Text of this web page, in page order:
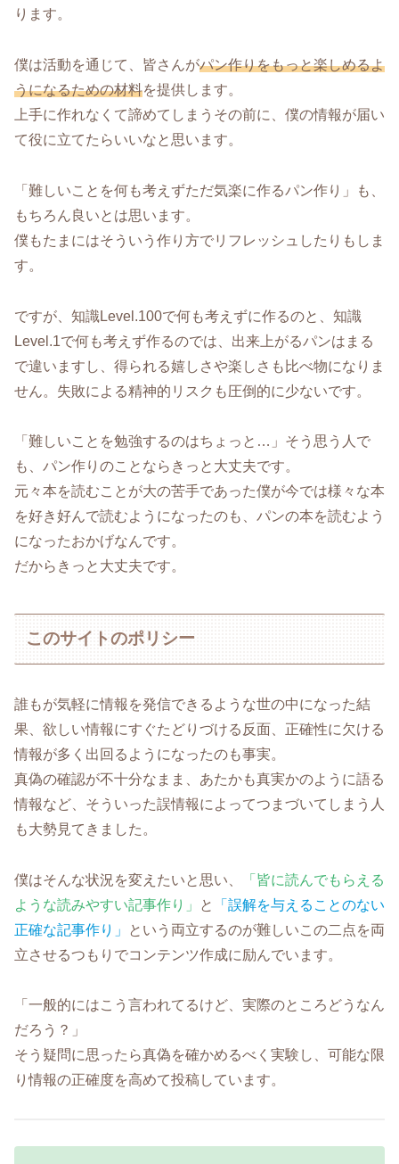
ります。
僕は活動を通じて、皆さんがパン作りをもっと楽しめるよ
うになるための材料を提供します。
上手に作れなくて諦めてしまうその前に、僕の情報が届い
て役に立てたらいいなと思います。
「難しいことを何も考えずただ気楽に作るパン作り」も、
もちろん良いとは思います。
僕もたまにはそういう作り方でリフレッシュしたりもしま
す。
ですが、知識Level.100で何も考えずに作るのと、知識
Level.1で何も考えず作るのでは、出来上がるパンはまる
で違いますし、得られる嬉しさや楽しさも比べ物になりま
せん。失敗による精神的リスクも圧倒的に少ないです。
「難しいことを勉強するのはちょっと…」そう思う人で
も、パン作りのことならきっと大丈夫です。
元々本を読むことが大の苦手であった僕が今では様々な本
を好き好んで読むようになったのも、パンの本を読むよう
になったおかげなんです。
だからきっと大丈夫です。
このサイトのポリシー
誰もが気軽に情報を発信できるような世の中になった結
果、欲しい情報にすぐたどりづける反面、正確性に欠ける
情報が多く出回るようになったのも事実。
真偽の確認が不十分なまま、あたかも真実かのように語る
情報など、そういった誤情報によってつまづいてしまう人
も大勢見てきました。
僕はそんな状況を変えたいと思い、
「皆に読んでもらえる
ような読みやすい記事作り」
と
「誤解を与えることのない
正確な記事作り」
という両立するのが難しいこの二点を両
立させるつもりでコンテンツ作成に励んでいます。
「一般的にはこう言われてるけど、実際のところどうなん
だろう？」
そう疑問に思ったら真偽を確かめるべく実験し、可能な限
り情報の正確度を高めて投稿しています。